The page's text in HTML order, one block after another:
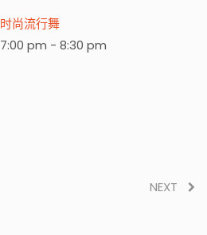
时尚流行舞
7:00 pm - 8:30 pm
NEXT